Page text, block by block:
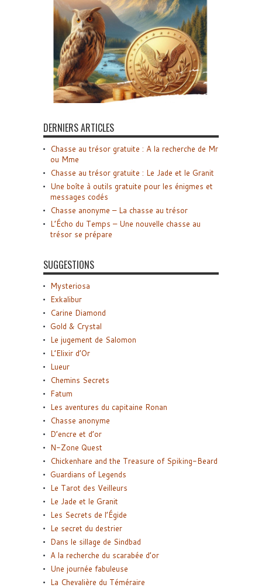
DERNIERS ARTICLES
Chasse au trésor gratuite : A la recherche de Mr
ou Mme
Chasse au trésor gratuite : Le Jade et le Granit
Une boîte à outils gratuite pour les énigmes et
messages codés
Chasse anonyme – La chasse au trésor
L’Écho du Temps – Une nouvelle chasse au
trésor se prépare
SUGGESTIONS
Mysteriosa
Exkalibur
Carine Diamond
Gold & Crystal
Le jugement de Salomon
L’Elixir d’Or
Lueur
Chemins Secrets
Fatum
Les aventures du capitaine Ronan
Chasse anonyme
D’encre et d’or
N-Zone Quest
Chickenhare and the Treasure of Spiking-Beard
Guardians of Legends
Le Tarot des Veilleurs
Le Jade et le Granit
Les Secrets de l’Égide
Le secret du destrier
Dans le sillage de Sindbad
A la recherche du scarabée d’or
Une journée fabuleuse
La Chevalière du Téméraire